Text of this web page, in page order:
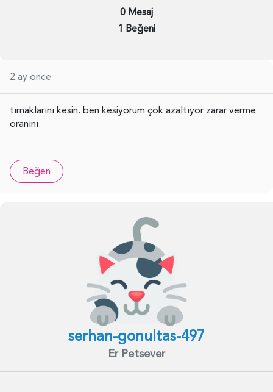
0 Mesaj
1 Beğeni
2 ay önce
tırnaklarını kesin. ben kesiyorum çok azaltıyor zarar verme
oranını.
Beğen
serhan-gonultas-497
Er Petsever